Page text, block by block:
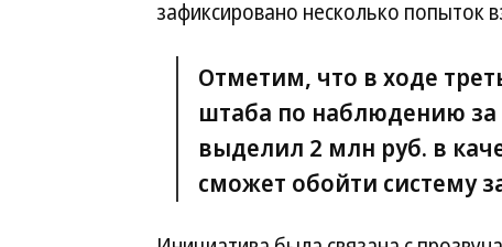
зафиксировано несколько попыток
Отметим, что в ходе
штаба по наблюдению
выделил 2 млн руб. в
сможет обойти систему